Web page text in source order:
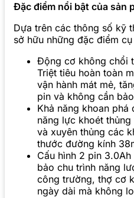
Đặc điểm nổi bật của sản
Dựa trên các thông số kỹ
sở hữu những đặc điểm
Động cơ không chổi
Triệt tiêu hoàn toàn
vận hành mát mẻ,
pin và không cần
Khả năng khoan phá
năng lực khoét
và xuyên thủng các
thước đường kính
Cấu hình 2 pin
bảo chu trình năng
công trường, thợ cơ
ngày dài mà không